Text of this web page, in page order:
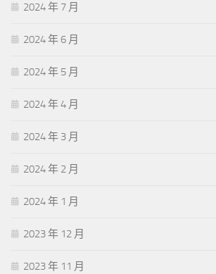
2024 年 7 月
2024 年 6 月
2024 年 5 月
2024 年 4 月
2024 年 3 月
2024 年 2 月
2024 年 1 月
2023 年 12 月
2023 年 11 月